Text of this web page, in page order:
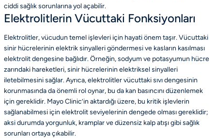
ciddi sağlık sorunlarına yol açabilir.
Elektrolitlerin Vücuttaki Fonksiyonları
Elektrolitler, vücudun temel işlevleri için hayati önem taşır. Vücuttaki
sinir hücrelerinin elektrik sinyalleri göndermesi ve kasların kasılması
elektrolit dengesine bağlıdır. Örneğin, sodyum ve potasyumun hücre
zarındaki hareketleri, sinir hücrelerinin elektriksel sinyalleri
iletebilmesini sağlar. Ayrıca, elektrolitler vücuttaki sıvı dengesinin
korunmasında da önemli rol oynar, bu da kan basıncını düzenlemek
için gereklidir. Mayo Clinic’in aktardığı üzere, bu kritik işlevlerin
sağlanabilmesi için elektrolit seviyelerinin dengede olması gereklidir;
aksi durumda yorgunluk, kramplar ve düzensiz kalp atışı gibi sağlık
sorunları ortaya çıkabilir.